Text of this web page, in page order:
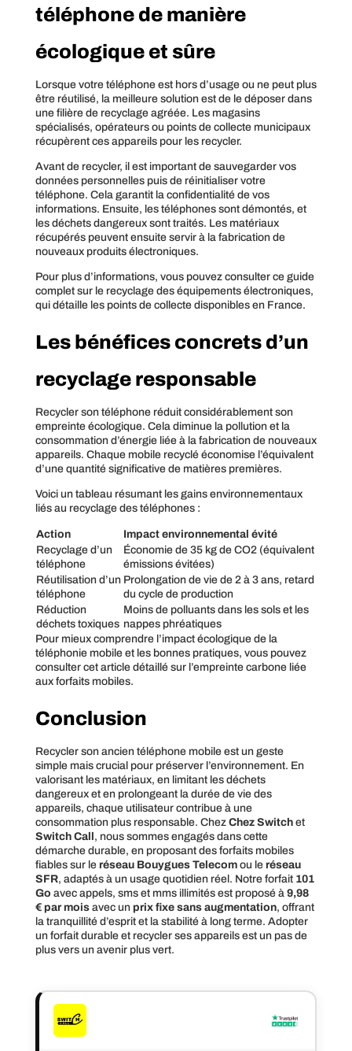
téléphone de manière
écologique et sûre
Lorsque votre téléphone est hors d’usage ou ne peut plus
être réutilisé, la meilleure solution est de le déposer dans
une filière de recyclage agréée. Les magasins
spécialisés, opérateurs ou points de collecte municipaux
récupèrent ces appareils pour les recycler.
Avant de recycler, il est important de sauvegarder vos
données personnelles puis de réinitialiser votre
téléphone. Cela garantit la confidentialité de vos
informations. Ensuite, les téléphones sont démontés, et
les déchets dangereux sont traités. Les matériaux
récupérés peuvent ensuite servir à la fabrication de
nouveaux produits électroniques.
Pour plus d’informations, vous pouvez consulter ce guide
complet sur le recyclage des équipements électroniques,
qui détaille les points de collecte disponibles en France.
Les bénéfices concrets d’un
recyclage responsable
Recycler son téléphone réduit considérablement son
empreinte écologique. Cela diminue la pollution et la
consommation d’énergie liée à la fabrication de nouveaux
appareils. Chaque mobile recyclé économise l’équivalent
d’une quantité significative de matières premières.
Voici un tableau résumant les gains environnementaux
liés au recyclage des téléphones :
Action
Impact environnemental évité
Recyclage d’un
téléphone
Économie de 35 kg de CO2 (équivalent
émissions évitées)
Réutilisation d’un
téléphone
Prolongation de vie de 2 à 3 ans, retard
du cycle de production
Réduction
déchets toxiques
Moins de polluants dans les sols et les
nappes phréatiques
Pour mieux comprendre l’impact écologique de la
téléphonie mobile et les bonnes pratiques, vous pouvez
consulter cet article détaillé sur l’empreinte carbone liée
aux forfaits mobiles.
Conclusion
Recycler son ancien téléphone mobile est un geste
simple mais crucial pour préserver l’environnement. En
valorisant les matériaux, en limitant les déchets
dangereux et en prolongeant la durée de vie des
appareils, chaque utilisateur contribue à une
consommation plus responsable. Chez Chez Switchet
Switch Call, nous sommes engagés dans cette
démarche durable, en proposant des forfaits mobiles
fiables sur le réseau Bouygues Telecomou le réseau
SFR, adaptés à un usage quotidien réel. Notre forfait 101
Go avec appels, sms et mms illimités est proposé à 9,98
€ par moisavec un prix fixe sans augmentation, offrant
la tranquillité d’esprit et la stabilité à long terme. Adopter
un forfait durable et recycler ses appareils est un pas de
plus vers un avenir plus vert.